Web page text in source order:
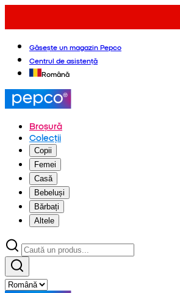
Găsește un magazin Pepco
Centrul de asistență
Română
Broșură
Colecții
Copii
Femei
Casă
Bebeluși
Bărbați
Altele